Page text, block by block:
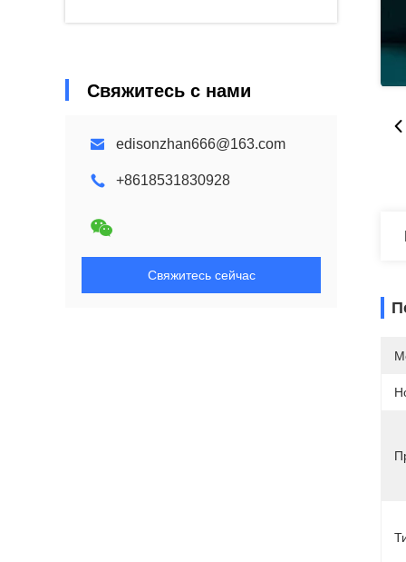
Свяжитесь с нами
edisonzhan666@163.com
+8618531830928
Свяжитесь сейчас